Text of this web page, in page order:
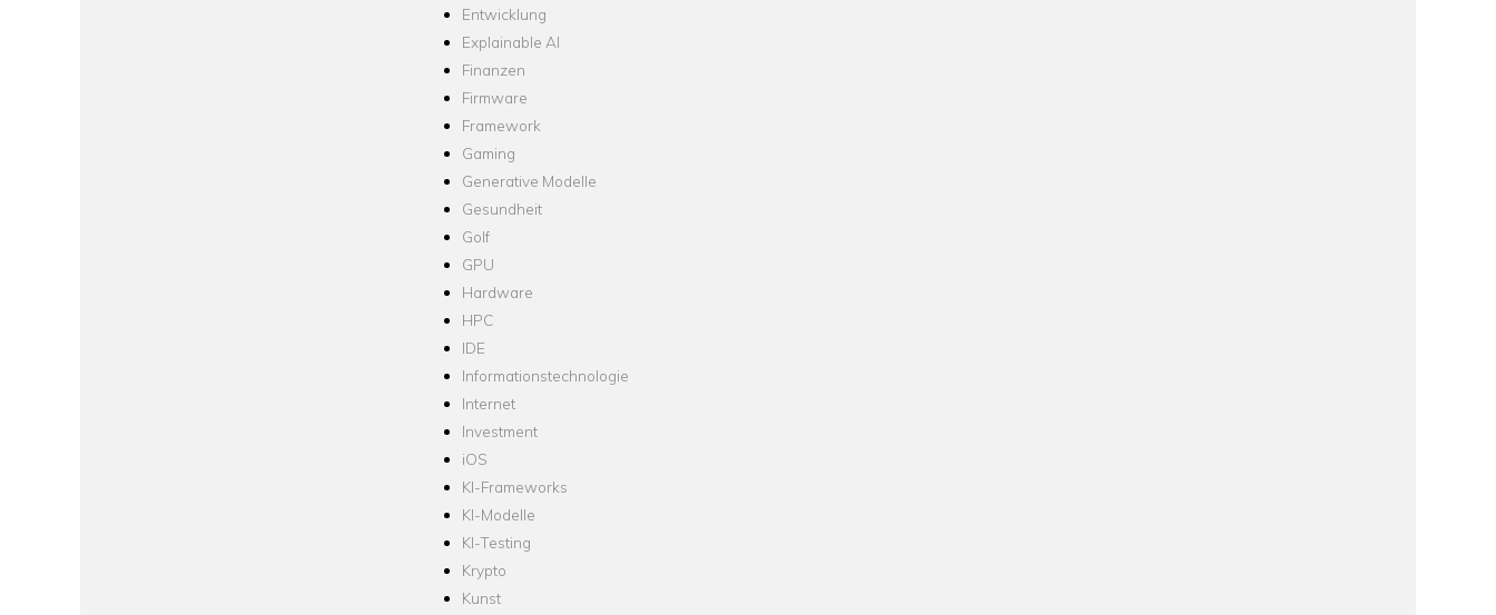
Entwicklung
Explainable AI
Finanzen
Firmware
Framework
Gaming
Generative Modelle
Gesundheit
Golf
GPU
Hardware
HPC
IDE
Informationstechnologie
Internet
Investment
iOS
KI-Frameworks
KI-Modelle
KI-Testing
Krypto
Kunst